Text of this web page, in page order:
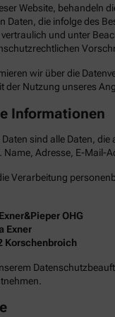
Website, behandeln
Daten, die infolge des
und unter
wir über die
der Nutzung unseres
Informationen
sind alle Daten, die
Adresse, E-Mail-
Verarbeitung
OHG
Exner
Korschenbroich